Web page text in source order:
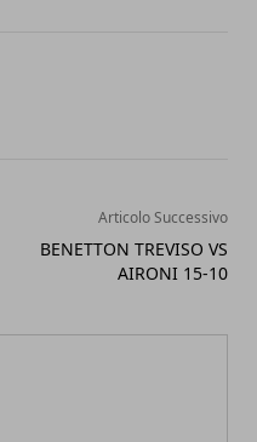
Articolo Successivo
BENETTON TREVISO VS
AIRONI 15-10